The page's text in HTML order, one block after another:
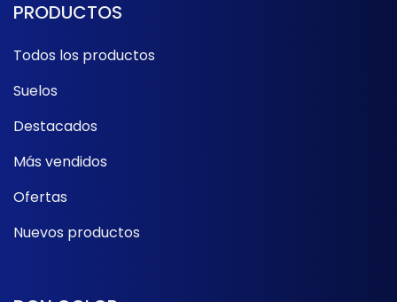
PRODUCTOS
Todos los productos
Suelos
Destacados
Más vendidos
Ofertas
Nuevos productos